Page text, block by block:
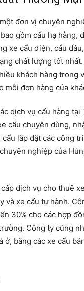
đơn vị chuyên
gồm cẩu hạ hàng,
xe cẩu điện, cẩu
chất lượng tốt
khách hàng trong
mỗi đơn hàng của
dịch vụ cẩu hàng
cẩu chuyên dùng,
lắp đặt các công
nghiệp của
dịch vụ cho thuê
và xe cẩu tự hành.
30% cho các hợp
Công ty cũng
ở, bằng các xe cẩu